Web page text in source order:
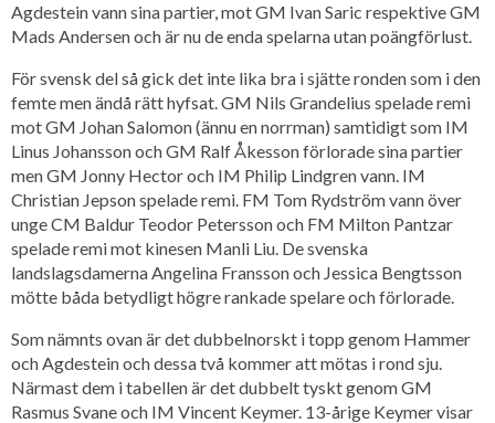
Agdestein vann sina partier, mot GM Ivan Saric respektive GM
Mads Andersen och är nu de enda spelarna utan poängförlust.
För svensk del så gick det inte lika bra i sjätte ronden som i den
femte men ändå rätt hyfsat. GM Nils Grandelius spelade remi
mot GM Johan Salomon (ännu en norrman) samtidigt som IM
Linus Johansson och GM Ralf Åkesson förlorade sina partier
men GM Jonny Hector och IM Philip Lindgren vann. IM
Christian Jepson spelade remi. FM Tom Rydström vann över
unge CM Baldur Teodor Petersson och FM Milton Pantzar
spelade remi mot kinesen Manli Liu. De svenska
landslagsdamerna Angelina Fransson och Jessica Bengtsson
mötte båda betydligt högre rankade spelare och förlorade.
Som nämnts ovan är det dubbelnorskt i topp genom Hammer
och Agdestein och dessa två kommer att mötas i rond sju.
Närmast dem i tabellen är det dubbelt tyskt genom GM
Rasmus Svane och IM Vincent Keymer. 13-årige Keymer visar